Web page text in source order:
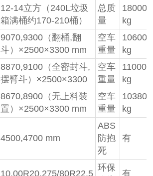
12-14立方（240L垃圾
箱满桶约170-210桶）
总质
量
18000
kg
9070,9300（翻桶,翻
斗）×2500×3300 mm
空车
重量
10600
kg
8870,9100（全密封斗,
摆臂斗）×2500×3300
空车
重量
11000
kg
8670,8900（无上料装
置）×2500×3300 mm
空车
重量
10380
kg
4500,4700 mm
ABS
防抱
死
有
10.00R20,275/80R22.5
环保
有